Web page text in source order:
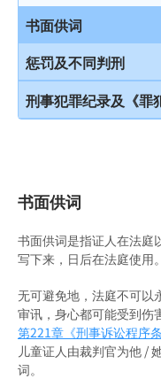
由陪审团审讯
上诉
扣留被捕人士
录取供词
被捕人士保释
书面供词
惩罚及不同判刑
引言
社会服务令
感化令
教导所
更生中心
刑事犯罪纪录及《罪
签保守行为
警司警诫计划
《罪犯自新条例》与
《罪犯自新条例》与
书面供词
书面供词是指证人在法庭
写下来，日后在法庭使用。
无可避免地，法庭不可以
审讯，身心都可能受到伤
第221章《刑事诉讼程序条
儿童证人由裁判官为他 /
词。